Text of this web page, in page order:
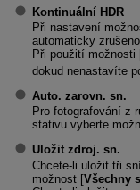
Kontinuální HDR
Při nastavení
automaticky
Při použití možnosti
dokud nenastavíte
Auto. zarovn. sn.
Pro fotografování z
stativu vyberte
Uložit zdroj. sn.
Chcete-li uložit tři
možnost [Všechny